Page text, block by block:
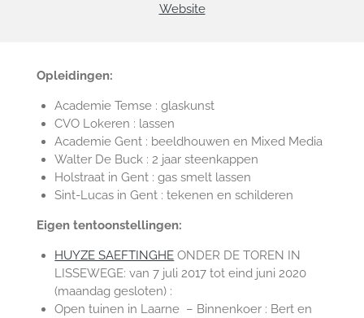
Website
Opleidingen:
Academie Temse : glaskunst
CVO Lokeren : lassen
Academie Gent : beeldhouwen en Mixed Media
Walter De Buck : 2 jaar steenkappen
Holstraat in Gent : gas smelt lassen
Sint-Lucas in Gent : tekenen en schilderen
Eigen tentoonstellingen:
HUYZE SAEFTINGHE ONDER DE TOREN IN
LISSEWEGE: van 7 juli 2017 tot eind juni 2020
(maandag gesloten) :
Open tuinen in Laarne – Binnenkoer : Bert en